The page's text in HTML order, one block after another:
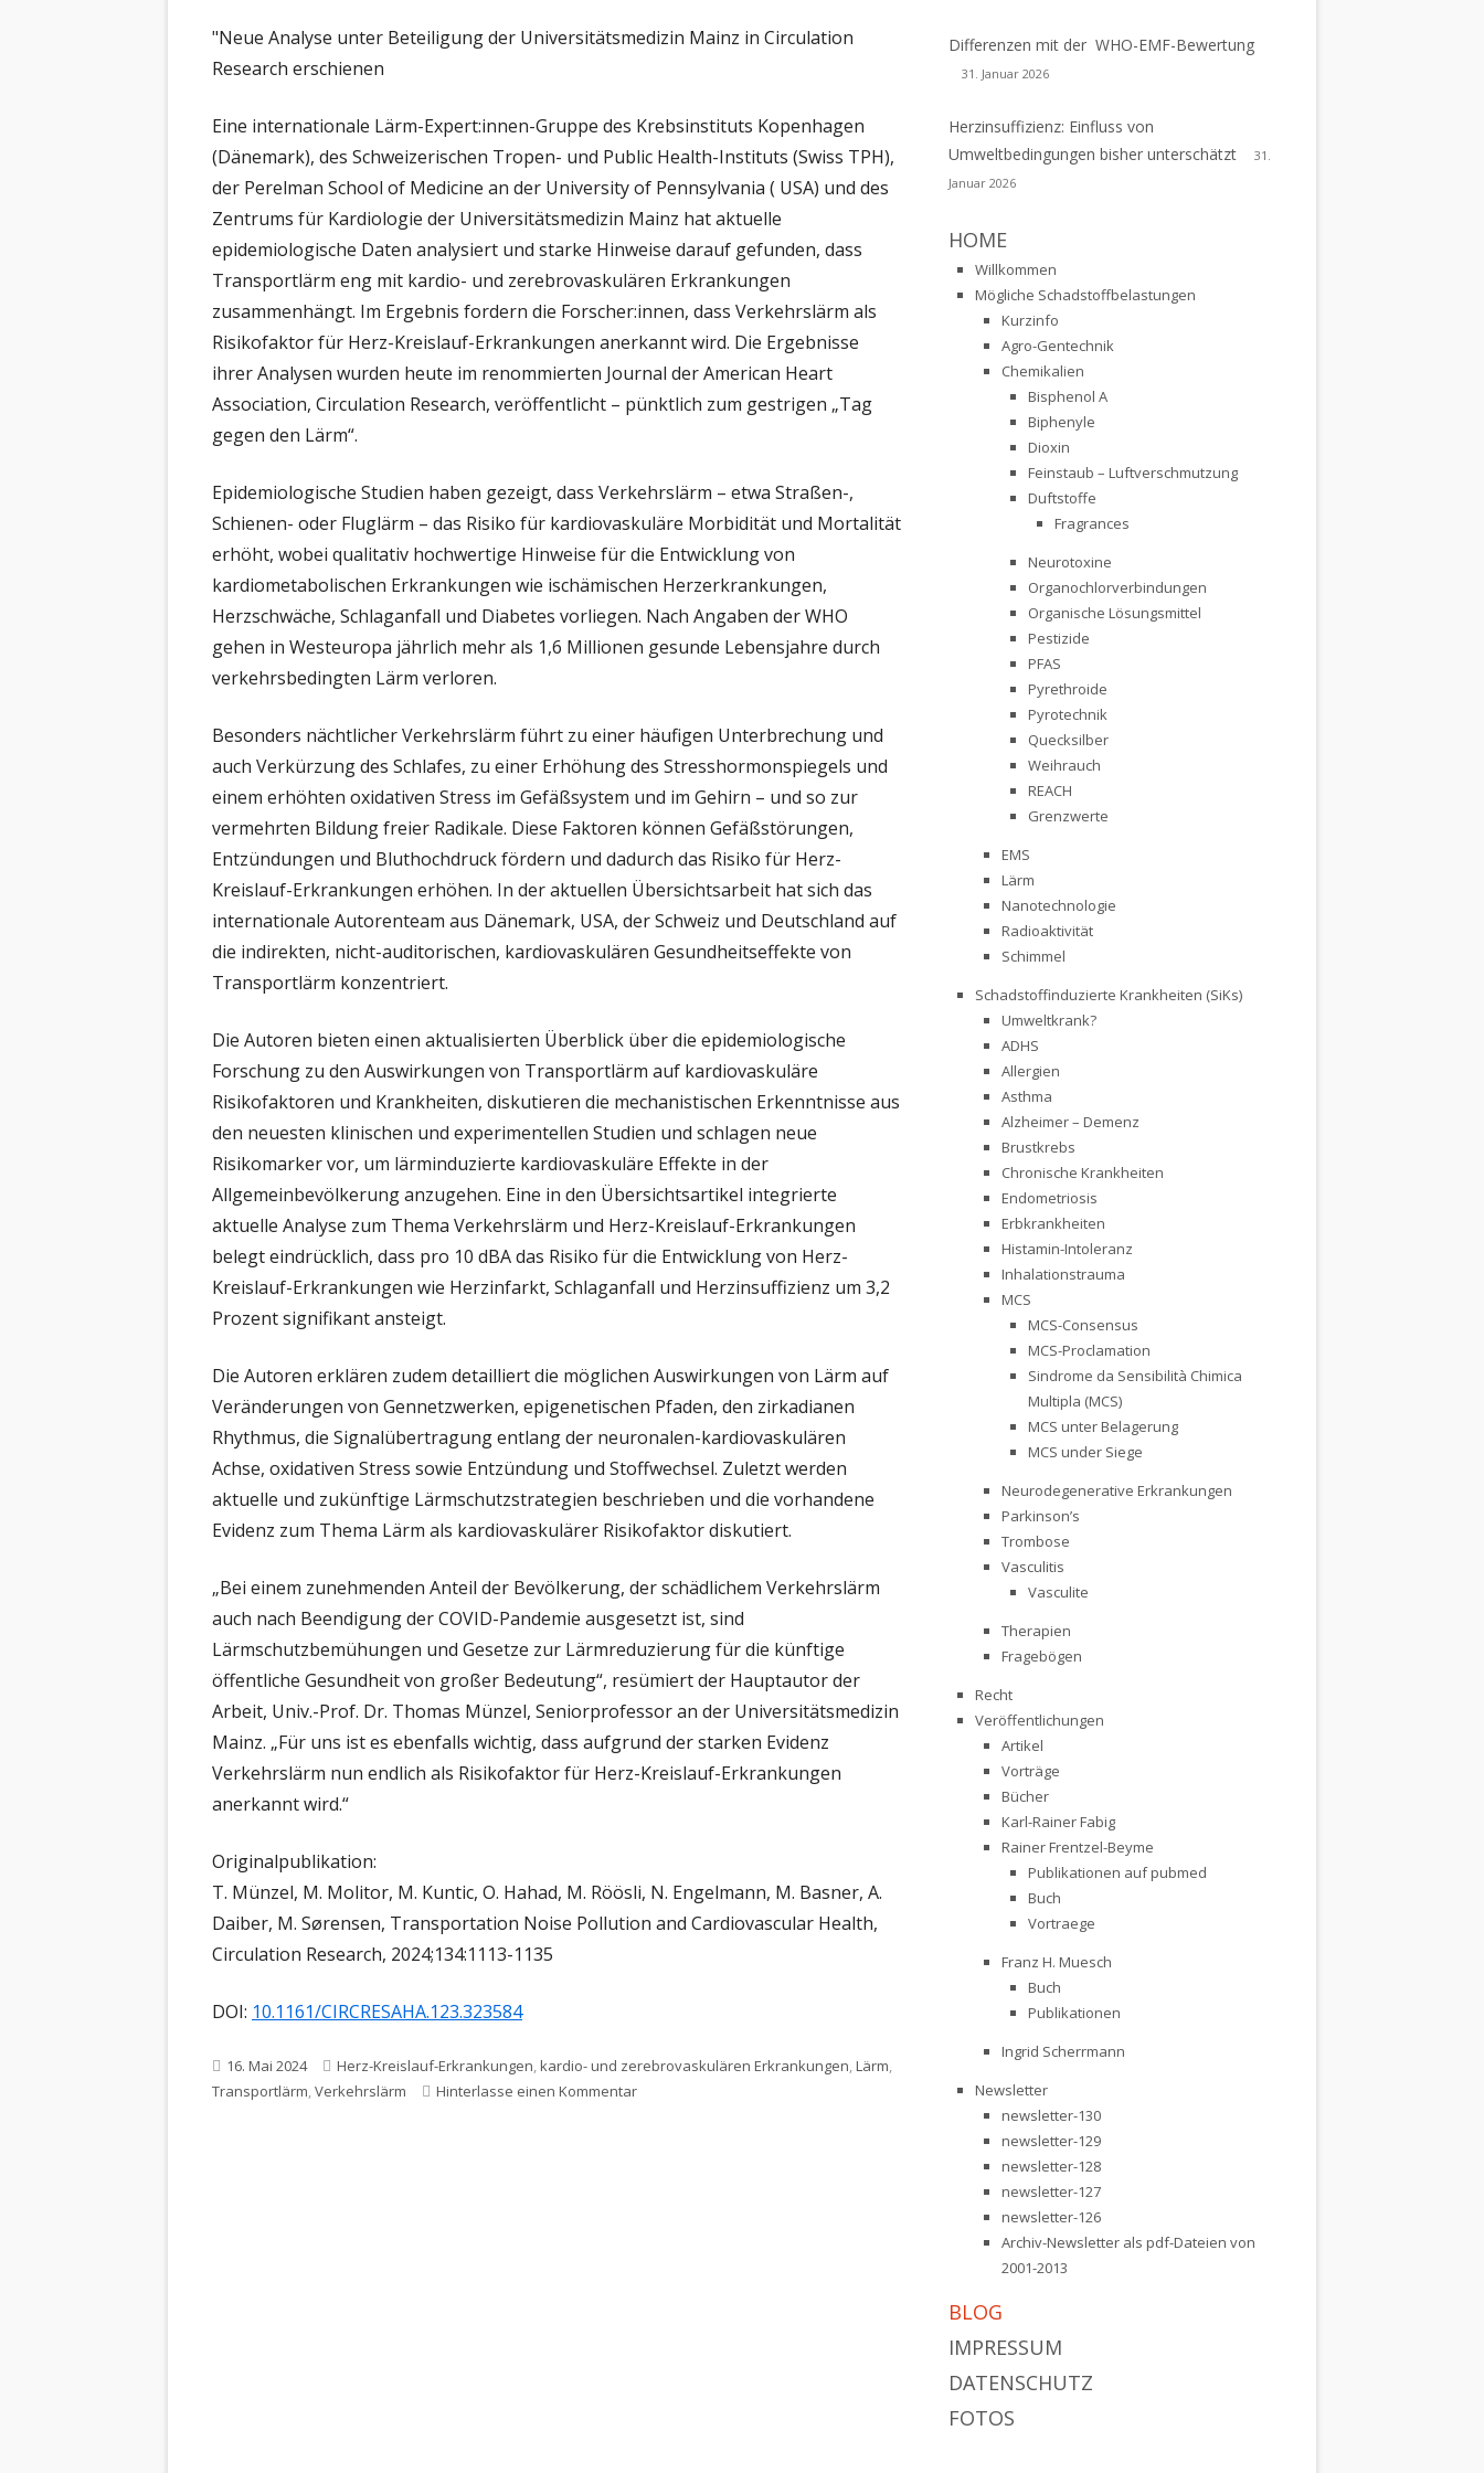
ORGANOCHLORVERBINDUNGEN
ORGANISCHE LÖSUNGSMITTEL
PESTIZIDE
PFAS
PYRETHROIDE
PYROTECHNIK
QUECKSILBER
REACH
BRUSTKREBS
ERBKRANKHEITEN
INHALATIONSTRAUMA
MCS-PROCLAMATION
MCS UNTER BELAGERUNG
NEURODEGENERATIVE
ERKRANKUNGEN
TROMBOSE
THERAPIEN
BÜCHER
RAINER FRENTZEL-BEYME PUBLIKATIONEN AUF PUBMED
VORTRAEGE
FRANZ H. MUESCH
PUBLIKATIONEN
INGRID SCHERRMANN
NEWSLETTER-129
NEWSLETTER-127
NEWSLETTER-126
ARCHIV-NEWSLETTER ALS PDF-DATEIEN
VON 2001-2013
"Neue Analyse unter Beteiligung der Universitätsmedizin Mainz in Circulation
Research erschienen
Eine internationale Lärm-Expert:innen-Gruppe des Krebsinstituts Kopenhagen
(Dänemark), des Schweizerischen Tropen- und Public Health-Instituts (Swiss TPH),
der Perelman School of Medicine an der University of Pennsylvania ( USA) und des
Zentrums für Kardiologie der Universitätsmedizin Mainz hat aktuelle
epidemiologische Daten analysiert und starke Hinweise darauf gefunden, dass
Transportlärm eng mit kardio- und zerebrovaskulären Erkrankungen
zusammenhängt. Im Ergebnis fordern die Forscher:innen, dass Verkehrslärm als
Risikofaktor für Herz-Kreislauf-Erkrankungen anerkannt wird. Die Ergebnisse
ihrer Analysen wurden heute im renommierten Journal der American Heart
Association, Circulation Research, veröffentlicht – pünktlich zum gestrigen „Tag
gegen den Lärm“.
Epidemiologische Studien haben gezeigt, dass Verkehrslärm – etwa Straßen-,
Schienen- oder Fluglärm – das Risiko für kardiovaskuläre Morbidität und Mortalität
erhöht, wobei qualitativ hochwertige Hinweise für die Entwicklung von
kardiometabolischen Erkrankungen wie ischämischen Herzerkrankungen,
Herzschwäche, Schlaganfall und Diabetes vorliegen. Nach Angaben der WHO
gehen in Westeuropa jährlich mehr als 1,6 Millionen gesunde Lebensjahre durch
verkehrsbedingten Lärm verloren.
Besonders nächtlicher Verkehrslärm führt zu einer häufigen Unterbrechung und
auch Verkürzung des Schlafes, zu einer Erhöhung des Stresshormonspiegels und
einem erhöhten oxidativen Stress im Gefäßsystem und im Gehirn – und so zur
vermehrten Bildung freier Radikale. Diese Faktoren können Gefäßstörungen,
Entzündungen und Bluthochdruck fördern und dadurch das Risiko für Herz-
Kreislauf-Erkrankungen erhöhen. In der aktuellen Übersichtsarbeit hat sich das
internationale Autorenteam aus Dänemark, USA, der Schweiz und Deutschland auf
die indirekten, nicht-auditorischen, kardiovaskulären Gesundheitseffekte von
Transportlärm konzentriert.
Die Autoren bieten einen aktualisierten Überblick über die epidemiologische
Forschung zu den Auswirkungen von Transportlärm auf kardiovaskuläre
Risikofaktoren und Krankheiten, diskutieren die mechanistischen Erkenntnisse aus
den neuesten klinischen und experimentellen Studien und schlagen neue
Risikomarker vor, um lärminduzierte kardiovaskuläre Effekte in der
Allgemeinbevölkerung anzugehen. Eine in den Übersichtsartikel integrierte
aktuelle Analyse zum Thema Verkehrslärm und Herz-Kreislauf-Erkrankungen
belegt eindrücklich, dass pro 10 dBA das Risiko für die Entwicklung von Herz-
Kreislauf-Erkrankungen wie Herzinfarkt, Schlaganfall und Herzinsuffizienz um 3,2
Prozent signifikant ansteigt.
Die Autoren erklären zudem detailliert die möglichen Auswirkungen von Lärm auf
Veränderungen von Gennetzwerken, epigenetischen Pfaden, den zirkadianen
Rhythmus, die Signalübertragung entlang der neuronalen-kardiovaskulären
Achse, oxidativen Stress sowie Entzündung und Stoffwechsel. Zuletzt werden
aktuelle und zukünftige Lärmschutzstrategien beschrieben und die vorhandene
Evidenz zum Thema Lärm als kardiovaskulärer Risikofaktor diskutiert.
„Bei einem zunehmenden Anteil der Bevölkerung, der schädlichem Verkehrslärm
auch nach Beendigung der COVID-Pandemie ausgesetzt ist, sind
Lärmschutzbemühungen und Gesetze zur Lärmreduzierung für die künftige
öffentliche Gesundheit von großer Bedeutung“, resümiert der Hauptautor der
Arbeit, Univ.-Prof. Dr. Thomas Münzel, Seniorprofessor an der Universitätsmedizin
Mainz. „Für uns ist es ebenfalls wichtig, dass aufgrund der starken Evidenz
Verkehrslärm nun endlich als Risikofaktor für Herz-Kreislauf-Erkrankungen
anerkannt wird.“
Originalpublikation:
T. Münzel, M. Molitor, M. Kuntic, O. Hahad, M. Röösli, N. Engelmann, M. Basner, A.
Daiber, M. Sørensen, Transportation Noise Pollution and Cardiovascular Health,
Circulation Research, 2024;134:1113-1135
DOI: 10.1161/CIRCRESAHA.123.323584
Veröffentlicht
am
16. Mai 2024 Schlagwörter
Herz-Kreislauf-Erkrankungen,kardio- und zerebrovaskulären Erkrankungen,Lärm,
Transportlärm,Verkehrslärm Hinterlasse einen Kommentarzu Verkehrslärm, ein neuer Risikofaktor für Herz-Kreislauf-Erkrankungen
Differenzen mit der WHO-EMF-Bewertung
31. Januar 2026
Herzinsuffizienz: Einfluss von
Umweltbedingungen bisher unterschätzt
31.
Januar 2026
HOME
Willkommen
Mögliche Schadstoffbelastungen
Kurzinfo
Agro-Gentechnik
Chemikalien
Bisphenol A
Biphenyle
Dioxin
Feinstaub – Luftverschmutzung
Duftstoffe
Fragrances
Neurotoxine
Organochlorverbindungen
Organische Lösungsmittel
Pestizide
PFAS
Pyrethroide
Pyrotechnik
Quecksilber
Weihrauch
REACH
Grenzwerte
EMS
Lärm
Nanotechnologie
Radioaktivität
Schimmel
Schadstoffinduzierte Krankheiten (SiKs)
Umweltkrank?
ADHS
Allergien
Asthma
Alzheimer – Demenz
Brustkrebs
Chronische Krankheiten
Endometriosis
Erbkrankheiten
Histamin-Intoleranz
Inhalationstrauma
MCS
MCS-Consensus
MCS-Proclamation
Sindrome da Sensibilità Chimica
Multipla (MCS)
MCS unter Belagerung
MCS under Siege
Neurodegenerative Erkrankungen
Parkinson’s
Trombose
Vasculitis
Vasculite
Therapien
Fragebögen
Recht
Veröffentlichungen
Artikel
Vorträge
Bücher
Karl-Rainer Fabig
Rainer Frentzel-Beyme
Publikationen auf pubmed
Buch
Vortraege
Franz H. Muesch
Buch
Publikationen
Ingrid Scherrmann
Newsletter
newsletter-130
newsletter-129
newsletter-128
newsletter-127
newsletter-126
Archiv-Newsletter als pdf-Dateien von
2001-2013
BLOG
IMPRESSUM
DATENSCHUTZ
FOTOS